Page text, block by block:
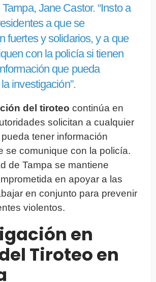
Jane Castor. “Insto a
a que se
fuertes y solidarios, y a que
con la policía si tienen
que pueda
investigación”.
del tiroteo continúa en
solicitan a cualquier
tener información
se comunique con la policía.
de Tampa se mantiene
en apoyar a las
en conjunto para prevenir
violentos.
en
Tiroteo en